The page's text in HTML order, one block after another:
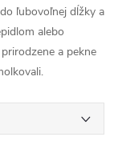
ľubovoľnej dĺžky a
alebo
a pekne